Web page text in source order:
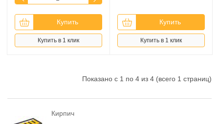
Купить
Купить в 1 клик
Купить
Купить в 1 клик
Показано с 1 по 4 из 4 (всего 1 страниц)
Кирпич